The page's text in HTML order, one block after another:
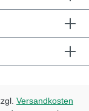
Versandkosten